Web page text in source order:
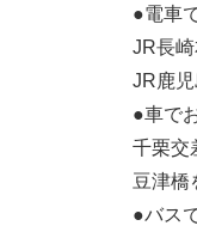
●電車
JR長
JR鹿
●車で
千栗交
豆津橋
●バス